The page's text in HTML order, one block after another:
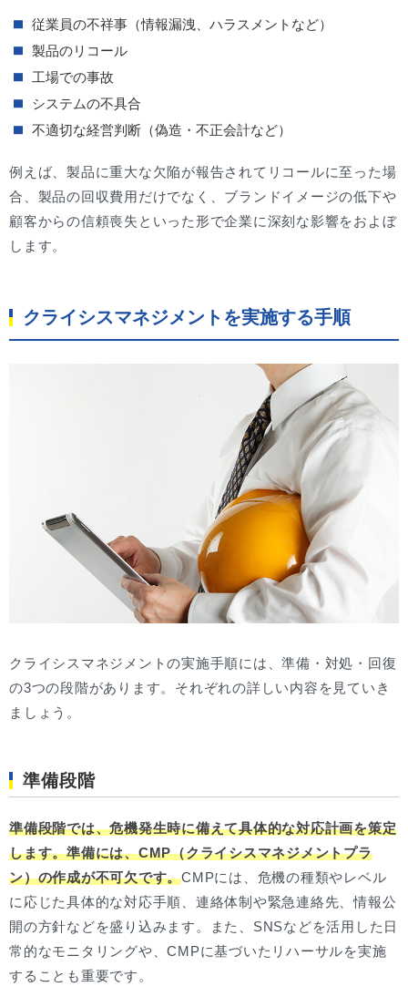
従業員の不祥事（情報漏洩、ハラスメントなど）
製品のリコール
工場での事故
システムの不具合
不適切な経営判断（偽造・不正会計など）
例えば、製品に重大な欠陥が報告されてリコールに至った場
合、製品の回収費用だけでなく、ブランドイメージの低下や
顧客からの信頼喪失といった形で企業に深刻な影響をおよぼ
します。
クライシスマネジメントを実施する手順
クライシスマネジメントの実施手順には、準備・対処・回復
の3つの段階があります。それぞれの詳しい内容を見ていき
ましょう。
準備段階
準備段階では、危機発生時に備えて具体的な対応計画を策定
します。準備には、CMP（クライシスマネジメントプラ
ン）の作成が不可欠です。CMPには、危機の種類やレベル
に応じた具体的な対応手順、連絡体制や緊急連絡先、情報公
開の方針などを盛り込みます。また、SNSなどを活用した日
常的なモニタリングや、CMPに基づいたリハーサルを実施
することも重要です。